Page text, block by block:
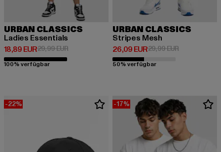
URBAN CLASSICS
Ladies Essentials
18,89 EUR
Derzeitiger Preis: 18,89 EUR
29,99 EURAktionspreis: 29,99 EUR
100% verfügbar
URBAN CLASSICS
Stripes Mesh
26,09 EUR
Derzeitiger Preis: 26,09 EUR
29,99 EURAktionspreis:
50% verfügbar
-22% -17%